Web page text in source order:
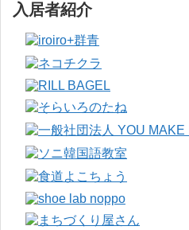
入居者紹介